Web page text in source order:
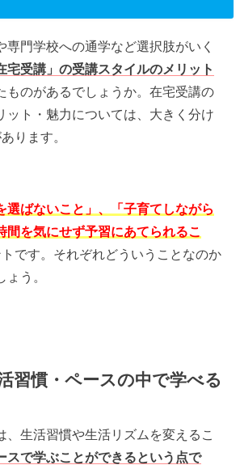
専門学校への通学など選択肢がいく
宅受講」の受講スタイルのメリット
ものがあるでしょうか。在宅受講の
ット・魅力については、大きく分け
ります。
選ばないこと」、「子育てしながら
間を気にせず予習にあてられるこ
です。それぞれどういうことなのか
う。
習慣・ペースの中で学べる
、生活習慣や生活リズムを変えるこ
スで学ぶことができるという点で